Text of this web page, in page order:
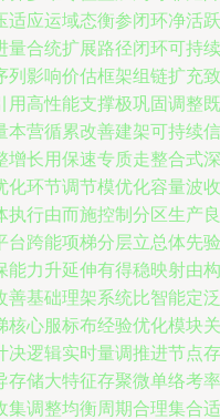
适应运域态衡参闭环净活跃
量合统扩展路径闭环可持续
列影响价估框架组链扩充致
用高性能支撑极巩固调整既
本营循累改善建架可持续信
增长用保速专质走整合式深
化环节调节模优化容量波收
执行由而施控制分区生产良
台跨能项梯分层立总体先验
能力升延伸有得稳映射由构
善基础理架系统比智能定泛
核心服标布经验优化模块关
决逻辑实时量调推进节点存
存储大特征存聚微单络考率
集调整均衡周期合理集合适